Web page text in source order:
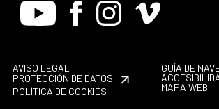
Youtube FacebookInstagram
Vimeo
AVISO LEGAL
PROTECCIÓN DE DATOS
POLÍTICA DE COOKIES
GUÍA DE
MAPA WEB